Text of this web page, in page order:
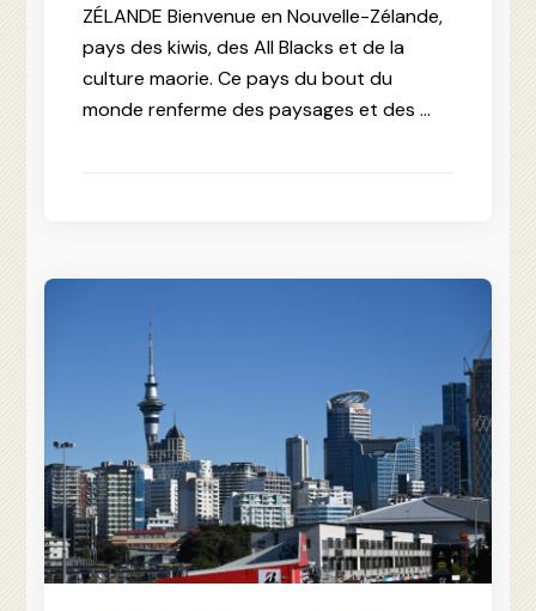
ZÉLANDE Bienvenue en Nouvelle-Zélande,
pays des kiwis, des All Blacks et de la
culture maorie. Ce pays du bout du
monde renferme des paysages et des …